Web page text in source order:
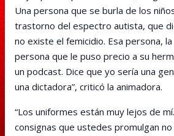
Una persona que se burla de los
trastorno del espectro autista, que
no existe el femicidio. Esa persona, la
persona que le puso precio a su
un podcast. Dice que yo sería una
una dictadora”, criticó la animadora.
“Los uniformes están muy lejos de
consignas que ustedes promulgan